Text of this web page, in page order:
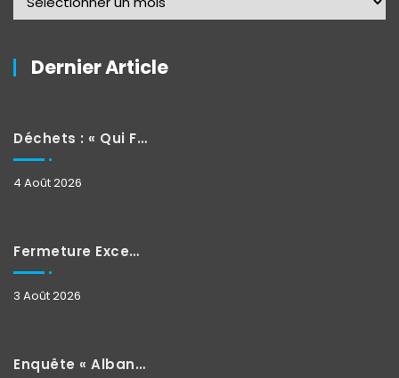
Dernier Article
Déchets : « Qui Fait Quoi »
4 Août 2026
Fermeture Exceptionnelle
3 Août 2026
Enquête « Albane »